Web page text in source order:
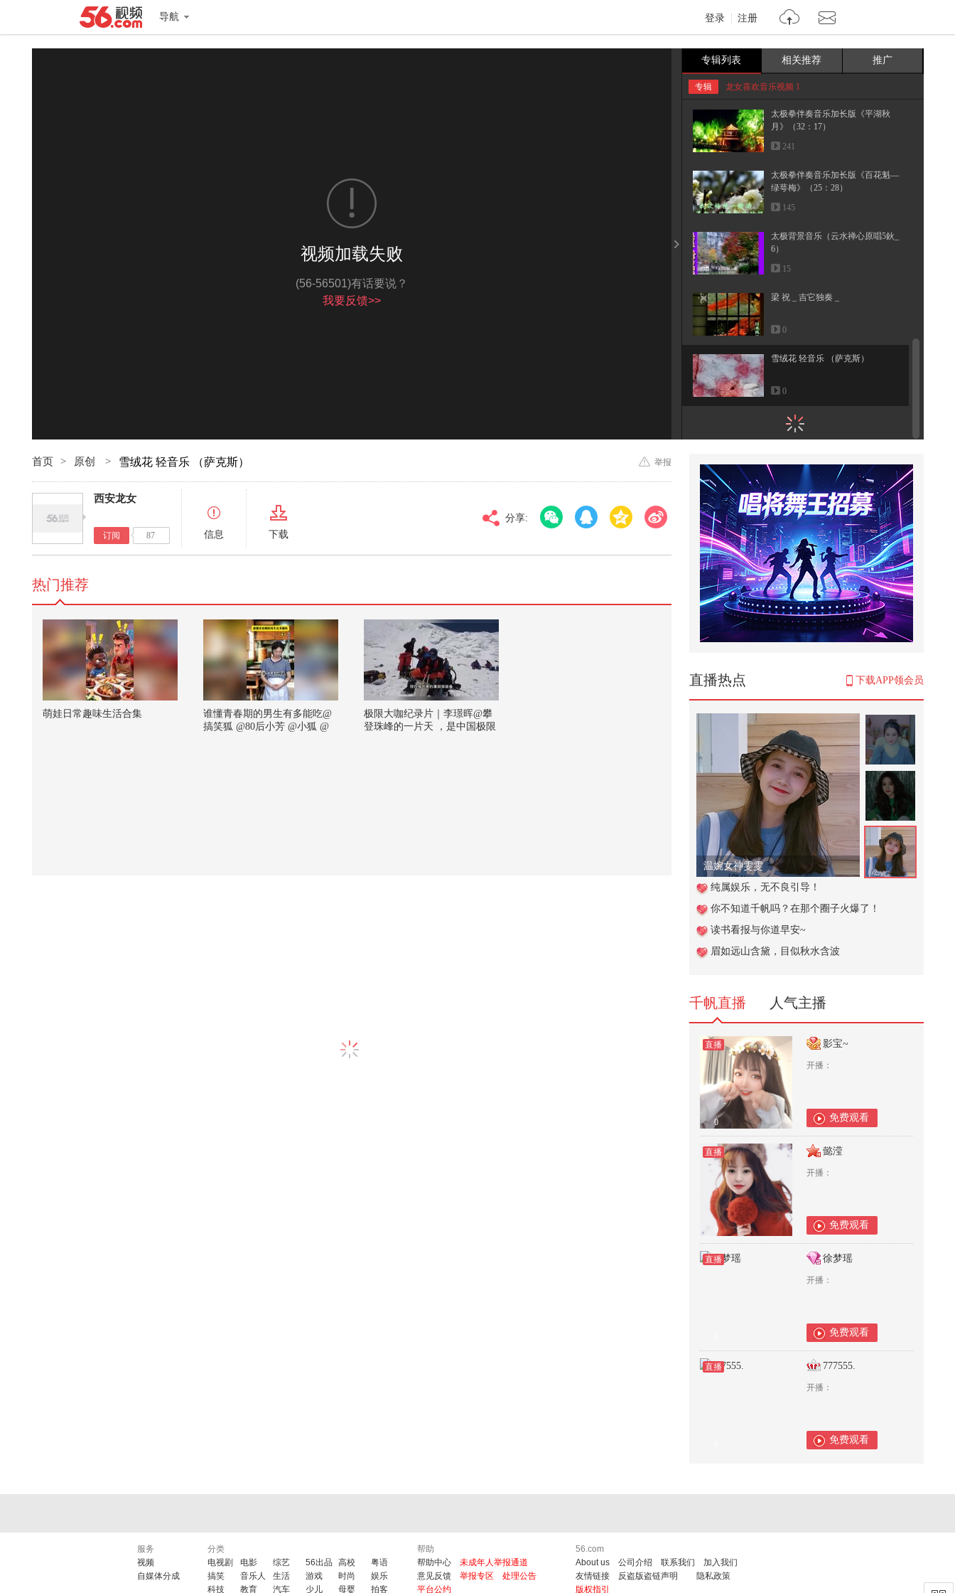
导航 登录 注册
视频加载失败
(56-56501)有话要说？
我要反馈>>
专辑列表 相关推荐 推广
专辑 龙女喜欢音乐视频 1
60
太极拳伴奏音乐加长版《寒山僧
踪》（27_32）
293
太极拳伴奏音乐加长版《平湖秋
月》（32：17）
241
太极拳伴奏音乐加长版《百花魁—
绿萼梅》（25：28）
145
太极背景音乐（云水禅心原唱5鈥_
6）
15
梁 祝 _ 吉它独奏 _
0
雪绒花 轻音乐 （萨克斯）
0
首页 > 原创 > 雪绒花 轻音乐 （萨克斯） 举报
西安龙女
订阅 87 信息 下载
分享:
直播热点 下载APP领会员
温婉女神雯雯
纯属娱乐，无不良引导！
你不知道千帆吗？在那个圈子火爆了！
读书看报与你道早安~
眉如远山含黛，目似秋水含波
千帆直播 人气主播
直播
0
影宝~
开播：
免费观看
直播
0
懿滢
开播：
免费观看
直播 徐梦瑶
开播：
免费观看
直播 777555.
开播：
免费观看
热门推荐
萌娃日常趣味生活合集
谁懂青春期的男生有多能吃@
搞笑狐 @80后小芳 @小狐 @
极限大咖纪录片｜李璟晖@攀
登珠峰的一片天 ，是中国极限
服务
视频
自媒体分成
分类
电视剧
电影 综艺 56出品 高校
粤语
搞笑
音乐人 生活 游戏 时尚
娱乐
科技
教育 汽车 少儿 母婴 拍客
帮助
帮助中心
未成年人举报通道
意见反馈
举报专区
处理公告
平台公约
56.com
About us
公司介绍 联系我们
加入我们
友情链接
反盗版盗链声明
隐私政策
版权指引